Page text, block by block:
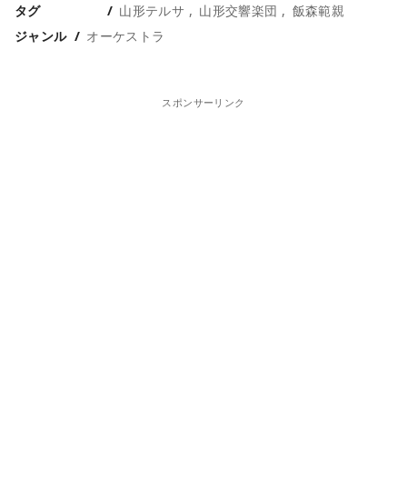
タグ
山形テルサ 山形交響楽団
飯森範親
ジャンル
オーケストラ
スポンサーリンク